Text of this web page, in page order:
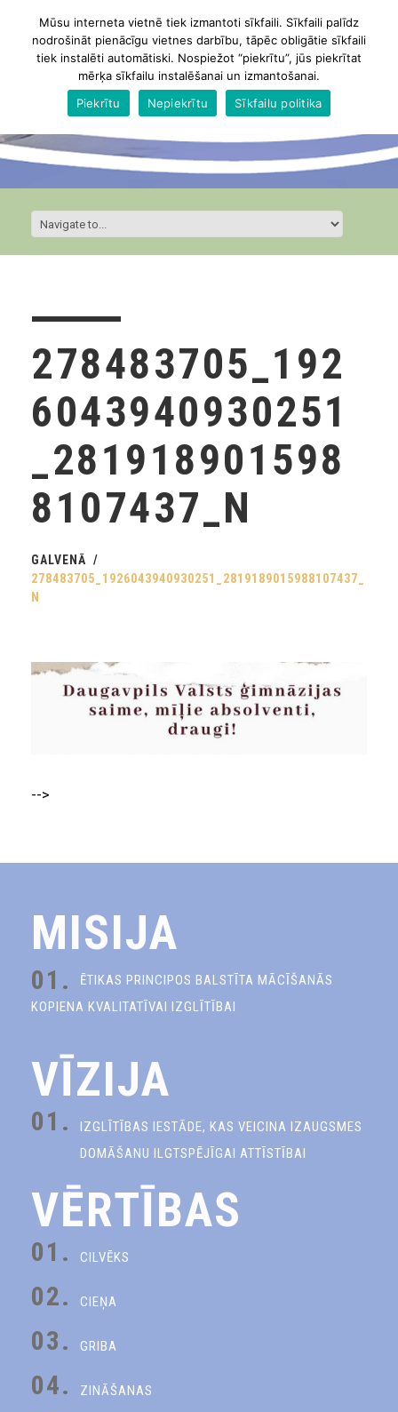
278483705_192
6043940930251
_281918901598
8107437_N
GALVENĀ
278483705_1926043940930251_2819189015988107437_
N
-->
MISIJA
01.
ĒTIKAS PRINCIPOS BALSTĪTA MĀCĪŠANĀS
KOPIENA KVALITATĪVAI IZGLĪTĪBAI
VĪZIJA
01.
IZGLĪTĪBAS IESTĀDE, KAS VEICINA IZAUGSMES
DOMĀŠANU ILGTSPĒJĪGAI ATTĪSTĪBAI
VĒRTĪBAS
01. CILVĒKS
02. CIEŅA
03. GRIBA
04. ZINĀŠANAS
Mūsu interneta vietnē tiek izmantoti sīkfaili. Sīkfaili palīdz
nodrošināt pienācīgu vietnes darbību, tāpēc obligātie sīkfaili
tiek instalēti automātiski. Nospiežot “piekrītu”, jūs piekrītat
mērķa sīkfailu instalēšanai un izmantošanai.
Piekrītu
Nepiekrītu Sīkfailu politika